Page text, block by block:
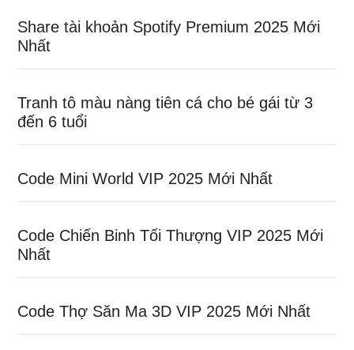
Share tài khoản Spotify Premium 2025 Mới
Nhất
Tranh tô màu nàng tiên cá cho bé gái từ 3
đến 6 tuổi
Code Mini World VIP 2025 Mới Nhất
Code Chiến Binh Tối Thượng VIP 2025 Mới
Nhất
Code Thợ Săn Ma 3D VIP 2025 Mới Nhất